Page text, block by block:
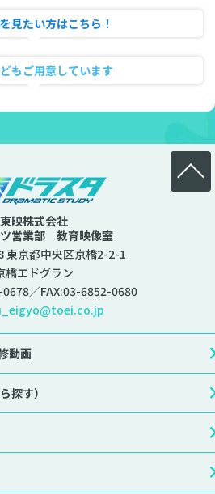
見たい方はこちら！
もご用意しています
東映株式会社
営業部 教育映像室
東京都中央区京橋2-2-1
橋エドグラン
／FAX:03-6852-0680
動画
探す）